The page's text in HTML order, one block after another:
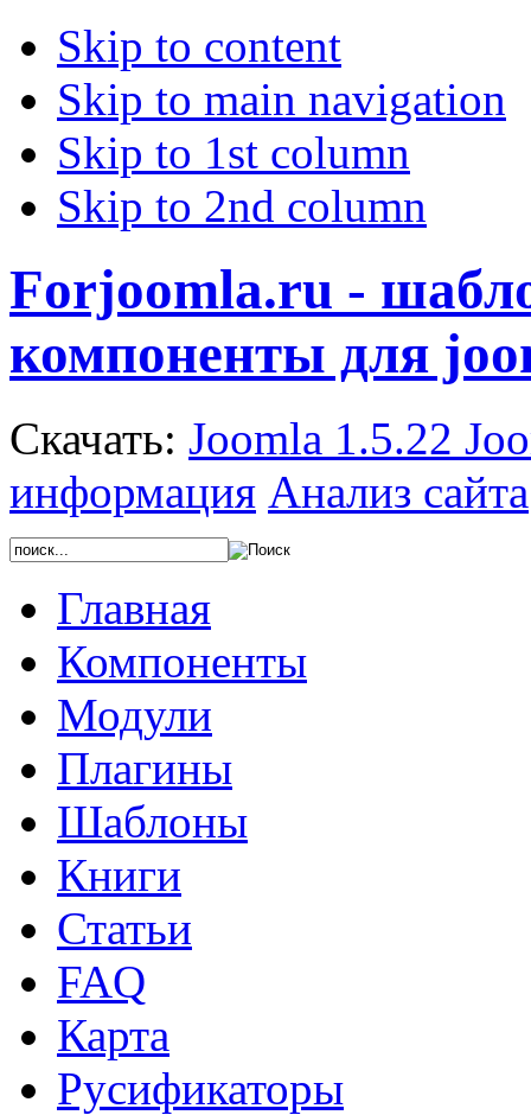
Skip to content
Skip to main navigation
Skip to 1st column
Skip to 2nd column
Forjoomla.ru -
компоненты для
Скачать: Joomla 1.5.22
информация Анализ сайта
Главная
Компоненты
Модули
Плагины
Шаблоны
Книги
Статьи
FAQ
Карта
Русификаторы